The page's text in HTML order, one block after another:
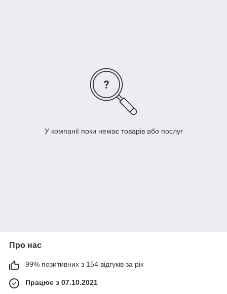
У компанії поки немає товарів або послуг
Про нас
99% позитивних з 154 відгуків за рік
Працює з 07.10.2021